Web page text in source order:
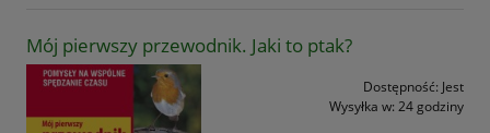
Mój pierwszy przewodnik. Jaki to ptak?
Dostępność: Jest
Wysyłka w: 24 godziny